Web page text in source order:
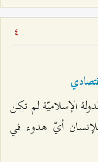
4
الإسلاميّة لم تكن
أيّ هدوء في